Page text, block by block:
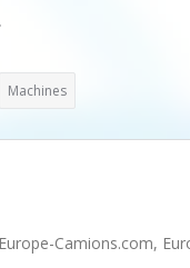
Machines
Camions.com,